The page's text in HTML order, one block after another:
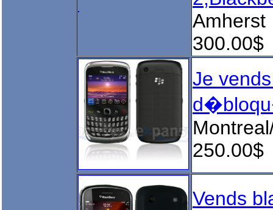
Amherst
300.00$
Je
250.00$
Vends